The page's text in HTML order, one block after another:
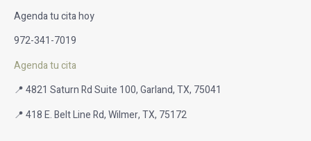
Agenda tu cita hoy
972-341-7019
Agenda tu cita
📍 4821 Saturn Rd Suite 100, Garland, TX, 75041
📍 418 E. Belt Line Rd, Wilmer, TX, 75172